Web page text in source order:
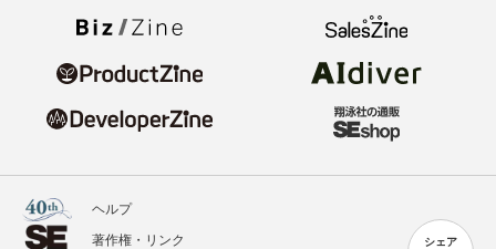
シェア
ヘルプ
著作権・リンク